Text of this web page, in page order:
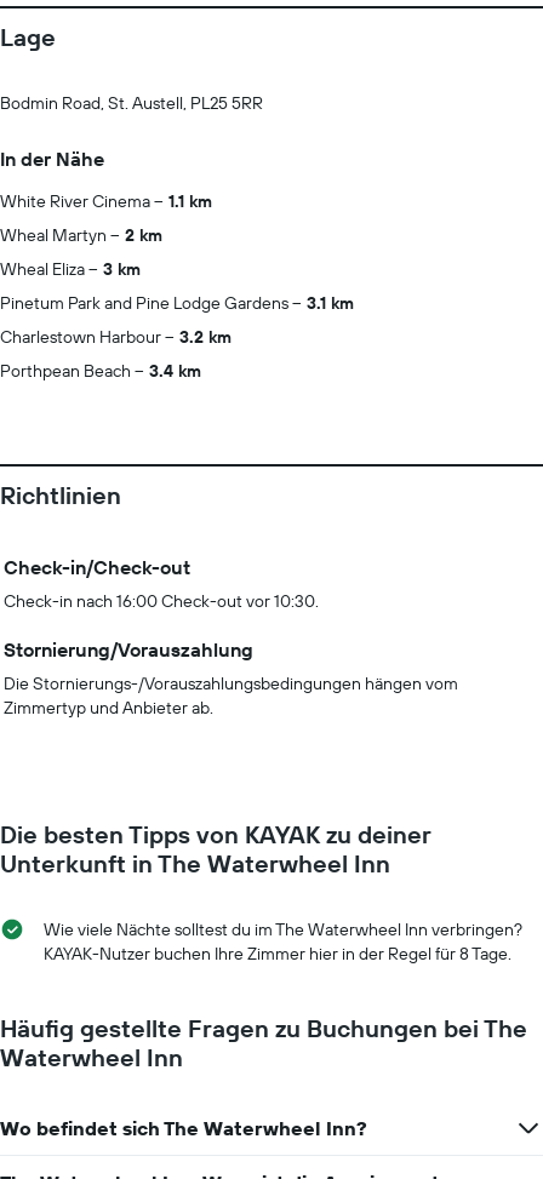
Lage
Bodmin Road, St. Austell, PL25 5RR
In der Nähe
White River Cinema
1.1 km
Wheal Martyn
2 km
Wheal Eliza
3 km
Pinetum Park and Pine Lodge Gardens
3.1 km
Charlestown Harbour
3.2 km
Porthpean Beach
3.4 km
Richtlinien
Check-in/Check-out
Check-in nach 16:00 Check-out vor 10:30.
Stornierung/Vorauszahlung
Die Stornierungs-/Vorauszahlungsbedingungen hängen vom
Zimmertyp und Anbieter ab.
Die besten Tipps von KAYAK zu deiner
Unterkunft in The Waterwheel Inn
Wie viele Nächte solltest du im The Waterwheel Inn verbringen?
KAYAK-Nutzer buchen Ihre Zimmer hier in der Regel für 8 Tage.
Häufig gestellte Fragen zu Buchungen bei The
Waterwheel Inn
Wo befindet sich The Waterwheel Inn?